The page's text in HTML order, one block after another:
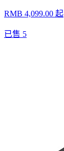
RMB 4,099.00 起
已售 5